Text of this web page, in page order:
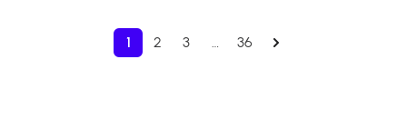
1 2 3 … 36